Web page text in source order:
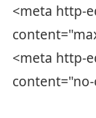
<meta http-
<meta http-